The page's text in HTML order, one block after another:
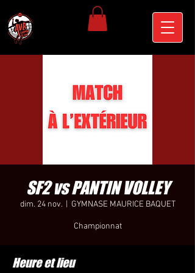
SF2 vs PANTIN VOLLEY
dim. 24 nov.
  |
GYMNASE MAURICE BAQUET
Championnat
Heure et lieu